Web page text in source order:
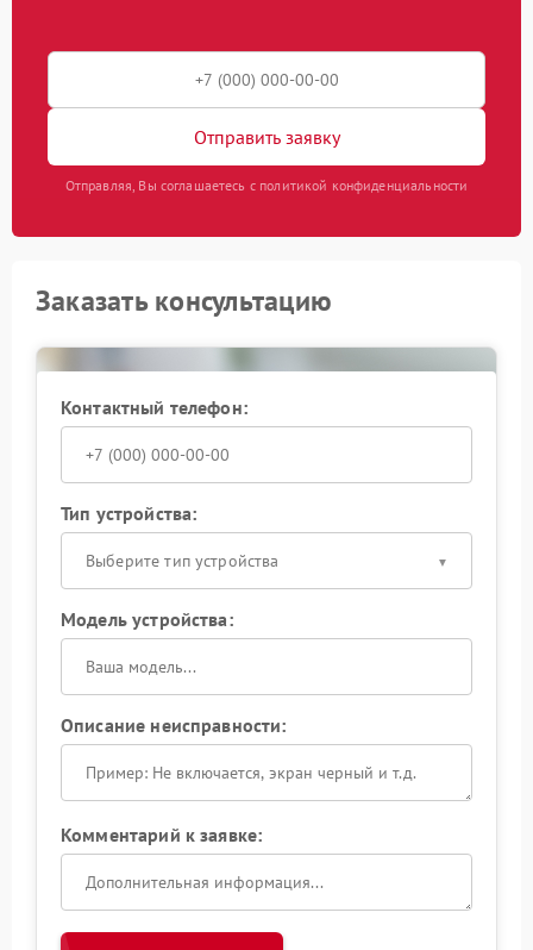
Отправить заявку
Отправляя, Вы соглашаетесь с политикой конфиденциальности
Заказать консультацию
Контактный телефон:
Тип устройства:
Выберите тип устройства
Модель устройства:
Описание неисправности:
Комментарий к заявке: